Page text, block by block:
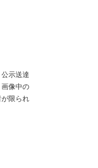
示送達
像中の
限られ